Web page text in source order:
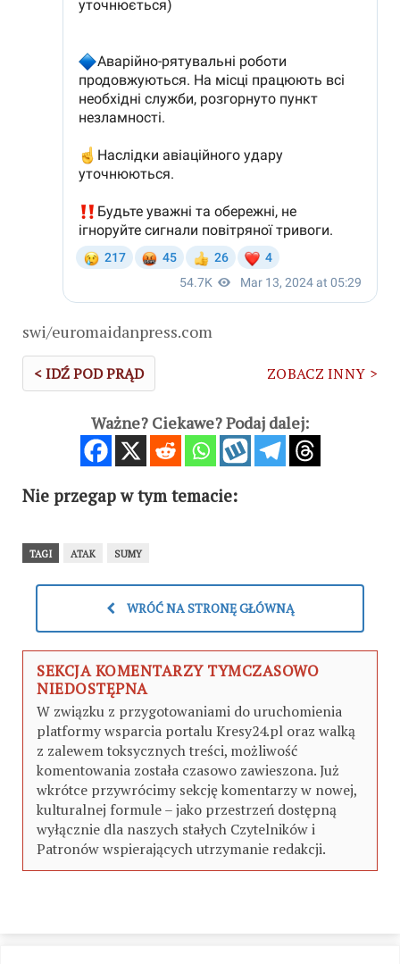
swi/euromaidanpress.com
< IDŹ POD PRĄD ZOBACZ INNY >
Ważne? Ciekawe? Podaj dalej:
Nie przegap w tym temacie:
TAGI ATAK SUMY
WRÓĆ NA STRONĘ GŁÓWNĄ
SEKCJA KOMENTARZY TYMCZASOWO
NIEDOSTĘPNA
W związku z przygotowaniami do uruchomienia
platformy wsparcia portalu Kresy24.pl oraz walką
z zalewem toksycznych treści, możliwość
komentowania została czasowo zawieszona. Już
wkrótce przywrócimy sekcję komentarzy w nowej,
kulturalnej formule – jako przestrzeń dostępną
wyłącznie dla naszych stałych Czytelników i
Patronów wspierających utrzymanie redakcji.